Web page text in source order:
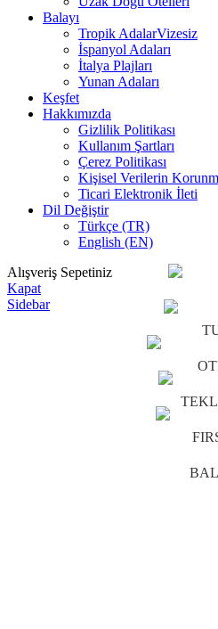
Balayı
Tropik AdalarVizesiz
İspanyol Adaları
İtalya Plajları
Yunan Adaları
Keşfet
Hakkımızda
Gizlilik Politikası
Kullanım Şartları
Çerez Politikası
Kişisel Verilerin
Ticari Elektronik İleti
Dil Değiştir
Türkçe (TR)
English (EN)
Alışveriş Sepetiniz
Kapat
Sidebar